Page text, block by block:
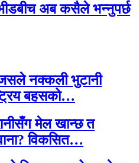
अब कसैले भन्नुपर्छ
नक्कली भुटानी
बहसको…
मेल खान्छ त
विकसित…